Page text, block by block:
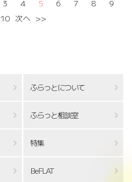
3 4 5 6 7 8
9
10 次へ >>
ふらっとについて
ふらっと相談室
特集
BeFLAT